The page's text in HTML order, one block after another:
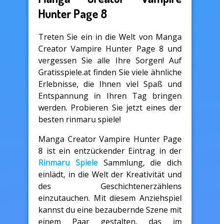
Hunter Page 8
Treten Sie ein in die Welt von Manga
Creator Vampire Hunter Page 8 und
vergessen Sie alle Ihre Sorgen! Auf
Gratisspiele.at finden Sie viele ähnliche
Erlebnisse, die Ihnen viel Spaß und
Entspannung in Ihren Tag bringen
werden. Probieren Sie jetzt eines der
besten rinmaru spiele!
Manga Creator Vampire Hunter Page
8 ist ein entzückender Eintrag in der
Rinmaru SpieleSammlung, die dich
einlädt, in die Welt der Kreativität und
des Geschichtenerzählens
einzutauchen. Mit diesem Anziehspiel
kannst du eine bezaubernde Szene mit
einem Paar gestalten, das im